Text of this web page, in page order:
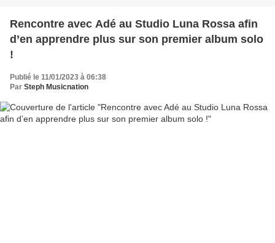
Rencontre avec Adé au Studio Luna Rossa afin
d’en apprendre plus sur son premier album solo
!
Publié le 11/01/2023 à 06:38
Par Steph Musicnation